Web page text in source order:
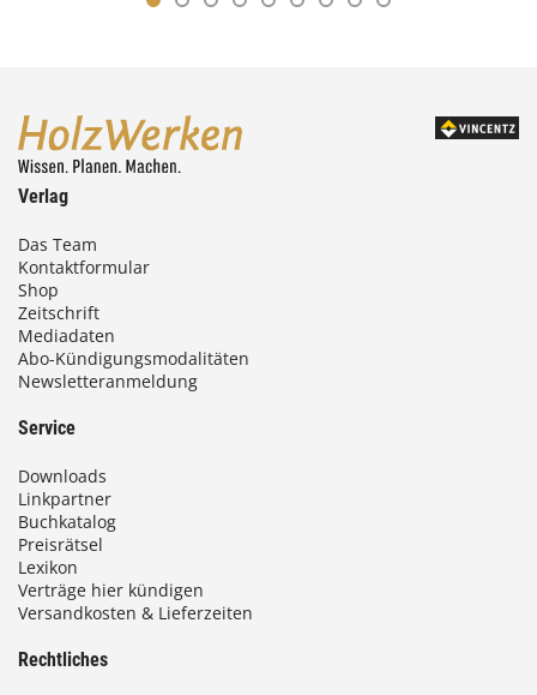
Verlag
Das Team
Kontaktformular
Shop
Zeitschrift
Mediadaten
Abo-Kündigungsmodalitäten
Newsletteranmeldung
Service
Downloads
Linkpartner
Buchkatalog
Preisrätsel
Lexikon
Verträge hier kündigen
Versandkosten & Lieferzeiten
Rechtliches